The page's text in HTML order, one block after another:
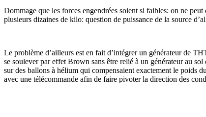
Dommage que les forces engendrées soient si faibles: on ne
plusieurs dizaines de kilo: question de puissance de la source
Le problème d’ailleurs est en fait d’intégrer un générateur de
se soulever par effet Brown sans être relié à un générateur au
sur des ballons à hélium qui compensaient exactement le poids
avec une télécommande afin de faire pivoter la direction des